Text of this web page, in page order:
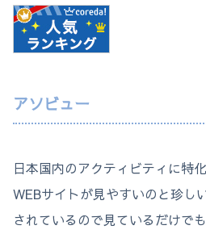
アソビュー
日本国内のアクティビティに特
WEBサイトが見やすいのと珍し
されているので見ているだけで